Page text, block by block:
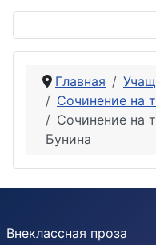
Главная
Сочинение на
Сочинение на
Бунина
Внеклассная проза